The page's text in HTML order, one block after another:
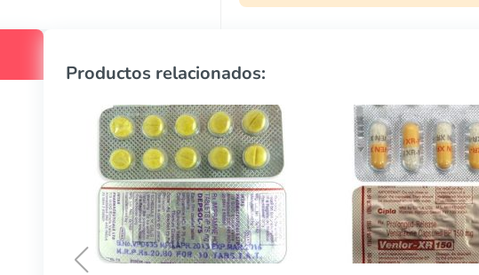
Productos relacionados: